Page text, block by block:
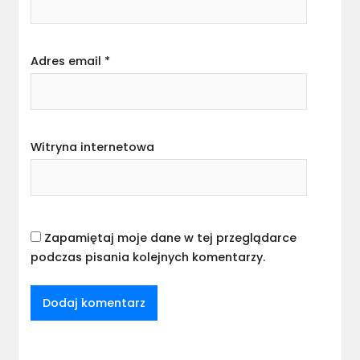
Adres email *
Witryna internetowa
Zapamiętaj moje dane w tej przeglądarce
podczas pisania kolejnych komentarzy.